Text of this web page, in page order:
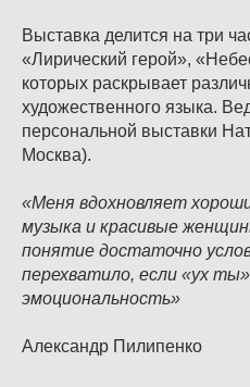
Выставка делится на три
«Лирический герой»,
которых раскрывает
художественного языка.
персональной выставки
Москва).
«Меня вдохновляет
музыка и красивые
понятие достаточно
перехватило, если «ух
эмоциональность»
Александр Пилипенко